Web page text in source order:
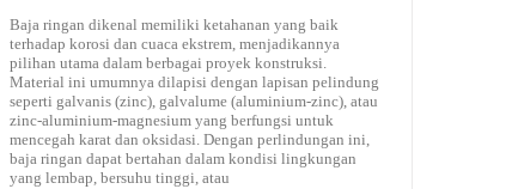
Baja ringan dikenal memiliki ketahanan yang baik
terhadap korosi dan cuaca ekstrem, menjadikannya
pilihan utama dalam berbagai proyek konstruksi.
Material ini umumnya dilapisi dengan lapisan pelindung
seperti galvanis (zinc), galvalume (aluminium-zinc), atau
zinc-aluminium-magnesium yang berfungsi untuk
mencegah karat dan oksidasi. Dengan perlindungan ini,
baja ringan dapat bertahan dalam kondisi lingkungan
yang lembap, bersuhu tinggi, atau